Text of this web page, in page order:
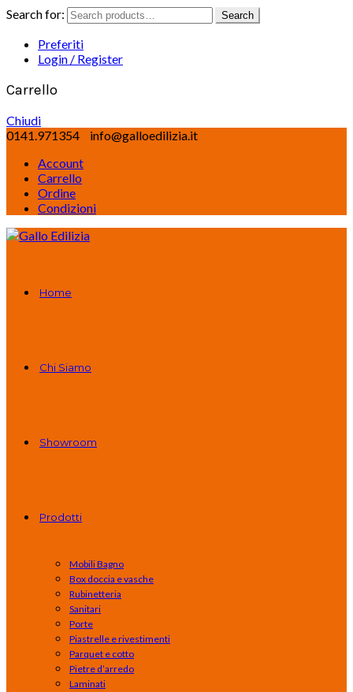
Search for: Search
Preferiti
Login / Register
Carrello
Chiudi
0141.971354
info@galloedilizia.it
Account
Carrello
Ordine
Condizioni
Home
Chi Siamo
Showroom
Prodotti
Mobili Bagno
Box doccia e vasche
Rubinetteria
Sanitari
Porte
Piastrelle e rivestimenti
Parquet e cotto
Pietre d’arredo
Laminati